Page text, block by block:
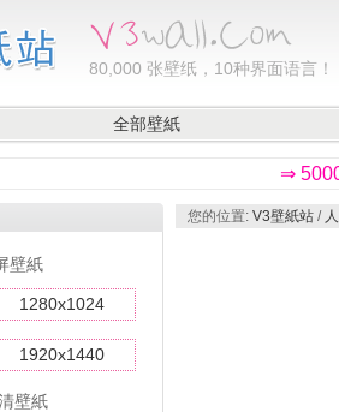
80,000 张壁纸，10种界面语言！
全部壁紙
⇒
壁紙
1280x1024
1920x1440
壁紙
您的位置: V3壁紙站 /